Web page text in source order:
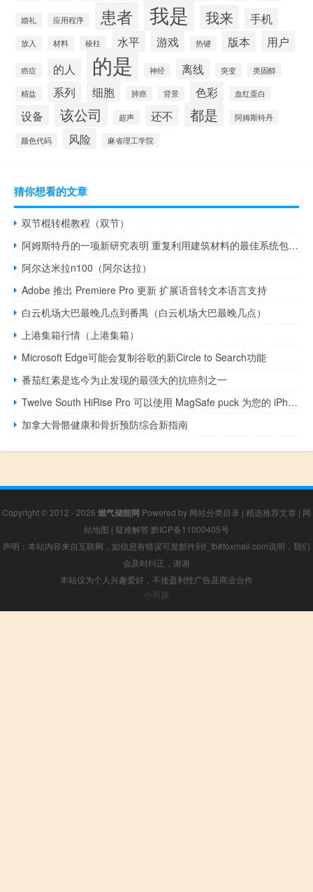
婚礼 应用程序 患者 我是 我来 手机
放入 材料 棱柱 水平 游戏 热键 版本 用户
癌症 的人 的是 神经 离线 突变 类固醇
精盐 系列 细胞 肺癌 背景 色彩 血红蛋白
设备 该公司 超声 还不 都是 阿姆斯特丹
颜色代码 风险 麻省理工学院
猜你想看的文章
双节棍转棍教程（双节）
阿姆斯特丹的一项新研究表明 重复利用建筑材料的最佳系统包括本地存储
阿尔达米拉n100（阿尔达拉）
Adobe 推出 Premiere Pro 更新 扩展语音转文本语言支持
白云机场大巴最晚几点到番禺（白云机场大巴最晚几点）
上港集箱行情（上港集箱）
Microsoft Edge可能会复制谷歌的新Circle to Search功能
番茄红素是迄今为止发现的最强大的抗癌剂之一
Twelve South HiRise Pro 可以使用 MagSafe puck 为您的 iPhone 充电
加拿大骨骼健康和骨折预防综合新指南
Copyright © 2012 - 2026 燃气储能网 Powered by 网站分类目录 | 精选推荐文章 | 网
站地图 | 疑难解答 黔ICP备11000405号
声明：本站内容来自互联网，如信息有错误可发邮件到f_fb#foxmail.com说明，我们
会及时纠正，谢谢
本站仅为个人兴趣爱好，不接盈利性广告及商业合作
小男孩